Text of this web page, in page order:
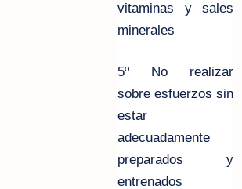
vitaminas y sales
minerales
5º No realizar
sobre esfuerzos sin
estar
adecuadamente
preparados y
entrenados